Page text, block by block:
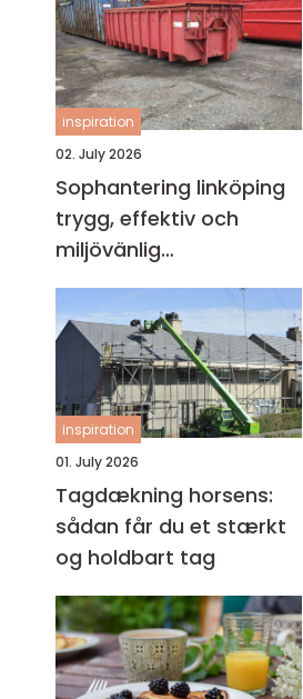
inspiration
02. July 2026
Sophantering linköping
trygg, effektiv och
miljövänlig
avfallshantering
inspiration
01. July 2026
Tagdækning horsens:
sådan får du et stærkt
og holdbart tag